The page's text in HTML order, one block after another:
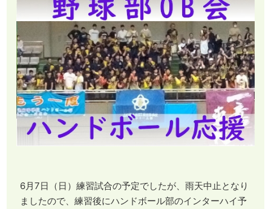
6月7日（日）練習試合の予定でしたが、雨天中止となり
ましたので、練習後にハンドボール部のインターハイ予